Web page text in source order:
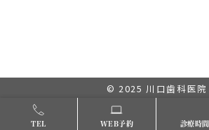
© 2025 川口歯科医院
TEL WEB予約 診療時間